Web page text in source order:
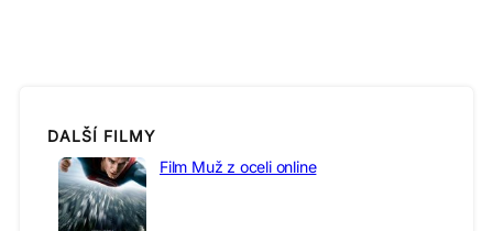
DALŠÍ FILMY
Film Muž z oceli online